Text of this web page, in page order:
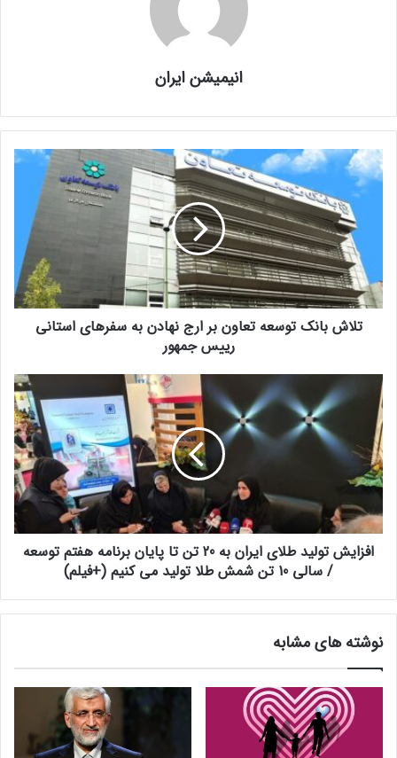
انیمیشن ایران
تلاش بانک توسعه تعاون بر ارج نهادن به سفر‌های استانی
رییس جمهور
افزایش تولید طلای ایران به 20 تن تا پایان برنامه هفتم توسعه
/ سالی 10 تن شمش طلا تولید می کنیم (+فیلم)
نوشته های مشابه